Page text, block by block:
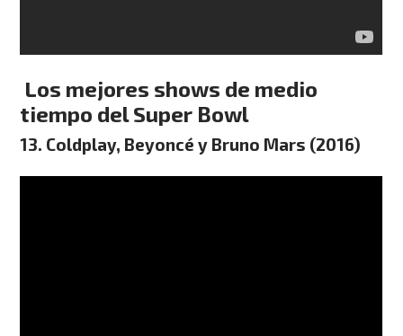
Los mejores shows de medio
tiempo del Super Bowl
13. Coldplay, Beyoncé y Bruno Mars (2016)